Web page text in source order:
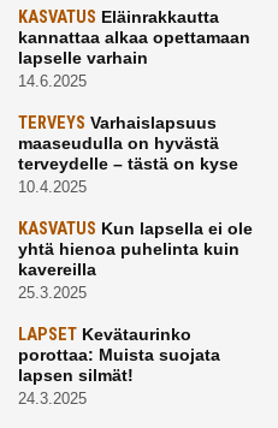
KASVATUS Eläinrakkautta
kannattaa alkaa opettamaan
lapselle varhain
14.6.2025
TERVEYS Varhaislapsuus
maaseudulla on hyvästä
terveydelle – tästä on kyse
10.4.2025
KASVATUS Kun lapsella ei ole
yhtä hienoa puhelinta kuin
kavereilla
25.3.2025
LAPSET Kevätaurinko
porottaa: Muista suojata
lapsen silmät!
24.3.2025